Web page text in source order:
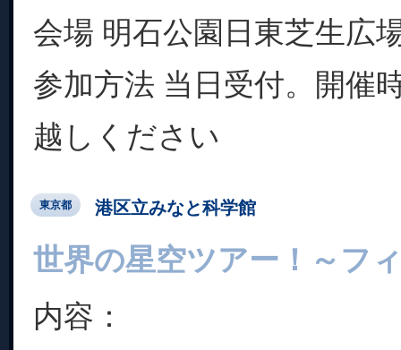
会場 明石公園日東芝生広
参加方法 当日受付。開催
越しください
東京都 港区立みなと科学館
世界の星空ツアー！～フ
内容：